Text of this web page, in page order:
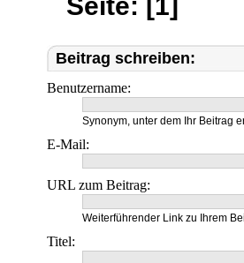
Beitrag schreiben:
Benutzername:
Synonym, unter dem Ihr Beitrag
E-Mail:
URL zum Beitrag:
Weiterführender Link zu Ihrem
Titel: